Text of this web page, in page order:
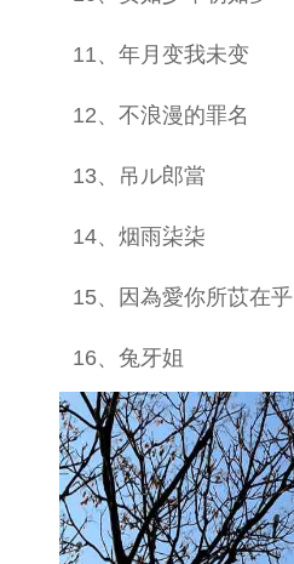
11、年月变我未变
12、不浪漫的罪名
13、吊ル郎當
14、烟雨柒柒
15、因為愛你所苡在乎
16、兔牙姐